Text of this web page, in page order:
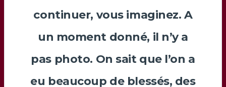
continuer, vous imaginez. A
un moment donné, il n’y a
pas photo. On sait que l’on a
eu beaucoup de blessés, des